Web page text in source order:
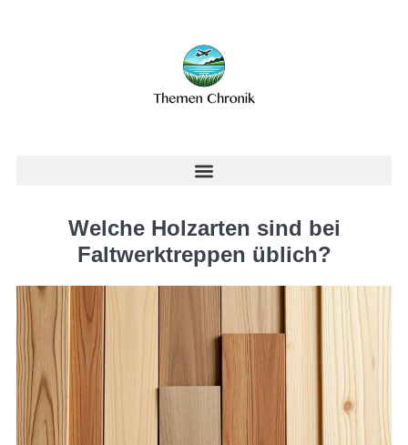
Welche Holzarten sind bei
Faltwerktreppen üblich?